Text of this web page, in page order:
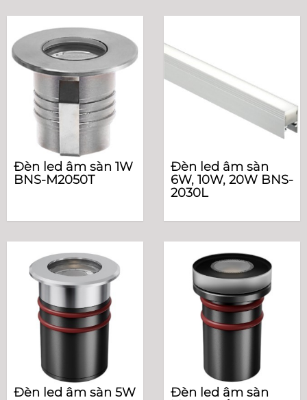
Đèn led âm sàn 1W
BNS-M2050T
Đèn led âm sàn
6W, 10W, 20W BNS-
2030L
Đèn led âm sàn 5W
Đèn led âm sàn